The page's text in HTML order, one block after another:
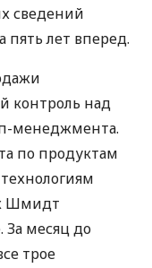
сведений
лет вперед.
контроль над
менеджмента.
по продуктам
Шмидт
За месяц до
трое